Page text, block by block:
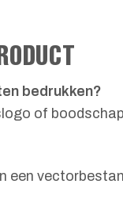
bedrukken?
of
een